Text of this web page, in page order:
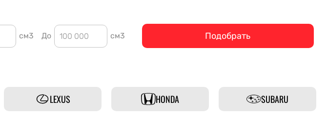
см3 До см3 Подобрать
LEXUS HONDA SUBARU